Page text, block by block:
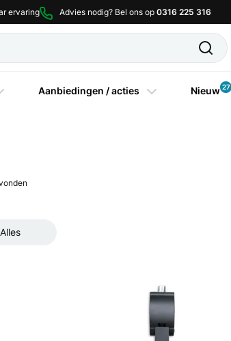
ervaring Advies nodig? Bel ons op 0316 225 316
Aanbiedingen / acties Nieuw 27
Alles